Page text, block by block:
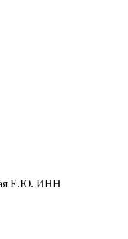
Е.Ю. ИНН